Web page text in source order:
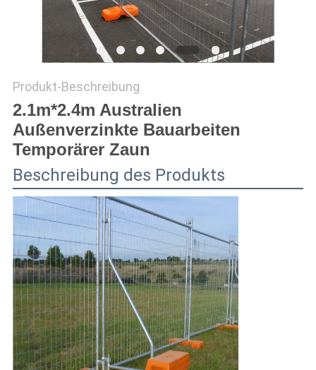
SITEMAP
PRIVACY
POLICY
Produkt-Beschreibung
2.1m*2.4m Australien
Außenverzinkte Bauarbeiten
Temporärer Zaun
Beschreibung des Produkts